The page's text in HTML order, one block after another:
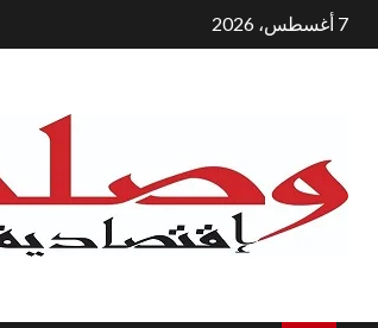
التجاوز
إلى
7 أغسطس، 2026